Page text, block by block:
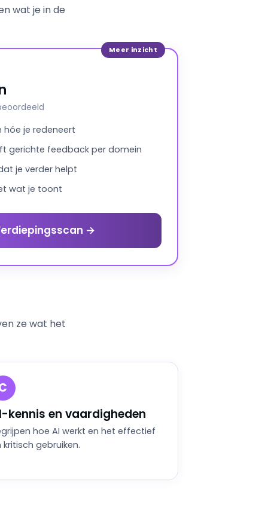
wat je in de
Meer inzicht
hóe je redeneert
gerichte feedback per domein
je verder helpt
wat je toont
→
ze wat het
kennis en vaardigheden
hoe AI werkt en het effectief
kritisch gebruiken.